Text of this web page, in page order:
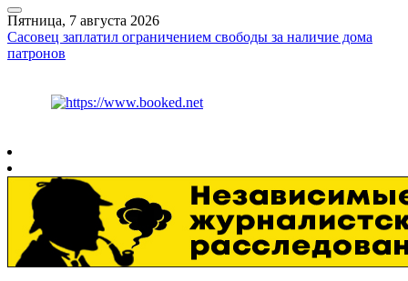
Пятница, 7 августа 2026
Сасовец заплатил ограничением свободы за наличие дома
патронов